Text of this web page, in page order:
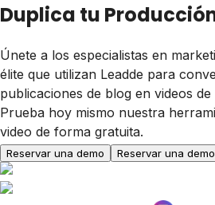
Duplica tu
Únete a los especialistas en
élite que utilizan Leadde para
publicaciones de blog en videos
Prueba hoy mismo nuestra
video de forma gratuita.
Reservar una demo Reservar una demo